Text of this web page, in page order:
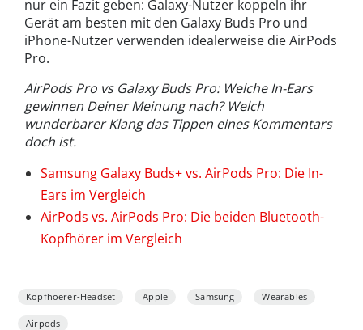
nur ein Fazit geben: Galaxy-Nutzer koppeln ihr
Gerät am besten mit den Galaxy Buds Pro und
iPhone-Nutzer verwenden idealerweise die AirPods
Pro.
AirPods Pro vs Galaxy Buds Pro: Welche In-Ears
gewinnen Deiner Meinung nach? Welch
wunderbarer Klang das Tippen eines Kommentars
doch ist.
Samsung Galaxy Buds+ vs. AirPods Pro: Die In-
Ears im Vergleich
AirPods vs. AirPods Pro: Die beiden Bluetooth-
Kopfhörer im Vergleich
Kopfhoerer-Headset Apple Samsung Wearables
Airpods